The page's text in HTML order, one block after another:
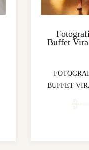
Buffet Vira
BUFFET